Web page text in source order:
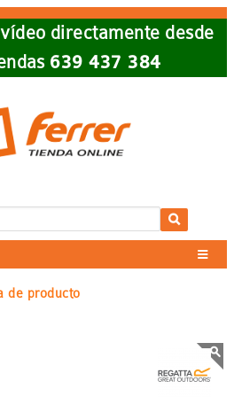
directamente desde
639 437 384
de producto